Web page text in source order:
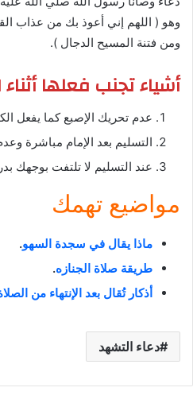
وهو ( اللهم إني أعوذ بك من عذاب
ومن فتنة المسيح الدجال ).
أشياء تجنب فعلها
عدم تحريك الإصبع كما يفعل
التسليم بعد الإمام مباشرة
عند التسليم لا تلتفت بوجهك
مواضيع تهمك
ماذا يقال في سجدة السهو.
طريقة صلاة الجنازه.
أذكار تُقال بعد الإنتهاء من
دعاء التشهد